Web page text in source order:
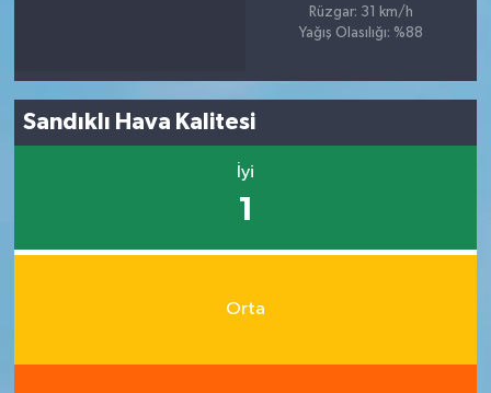
Rüzgar: 31 km/h
Yağış Olasılığı: %88
Sandıklı Hava Kalitesi
İyi
1
Orta